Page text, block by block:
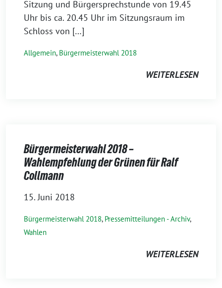
Sitzung und Bürgersprechstunde von 19.45
Uhr bis ca. 20.45 Uhr im Sitzungsraum im
Schloss von […]
Allgemein, Bürgermeisterwahl 2018
WEITERLESEN
Bürgermeisterwahl 2018 –
Wahlempfehlung der Grünen für Ralf
Collmann
15. Juni 2018
Bürgermeisterwahl 2018, Pressemitteilungen - Archiv,
Wahlen
WEITERLESEN